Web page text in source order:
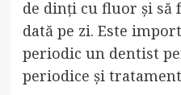
de dinți cu fluor și să
dată pe zi. Este
periodic un dentist
periodice și